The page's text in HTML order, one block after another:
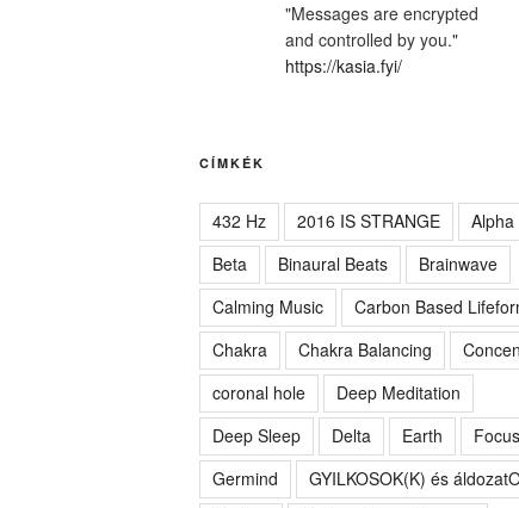
"Messages are encrypted
and controlled by you."
https://kasia.fyi/
CÍMKÉK
432 Hz 2016 IS STRANGE
Alpha
Beta
Binaural Beats
Brainwave
Calming Music
Carbon Based
Chakra
Chakra Balancing
coronal hole
Deep Meditation
Deep Sleep
Delta Earth
Focus
Germind
GYILKOSOK(K) és